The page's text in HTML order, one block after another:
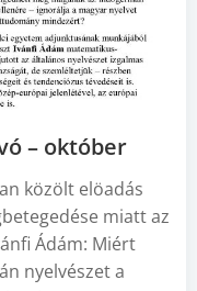
– október
közölt elöadás
miatt az
Ádám: Miért
nyelvészet a